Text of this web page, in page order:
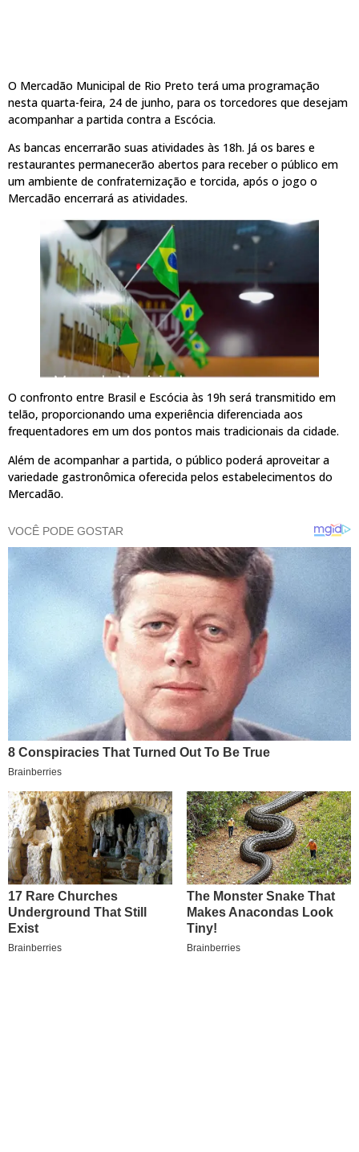
O Mercadão Municipal de Rio Preto terá uma programação
nesta quarta-feira, 24 de junho, para os torcedores que desejam
acompanhar a partida contra a Escócia.
As bancas encerrarão suas atividades às 18h. Já os bares e
restaurantes permanecerão abertos para receber o público em
um ambiente de confraternização e torcida, após o jogo o
Mercadão encerrará as atividades.
O confronto entre Brasil e Escócia às 19h será transmitido em
telão, proporcionando uma experiência diferenciada aos
frequentadores em um dos pontos mais tradicionais da cidade.
Além de acompanhar a partida, o público poderá aproveitar a
variedade gastronômica oferecida pelos estabelecimentos do
Mercadão.